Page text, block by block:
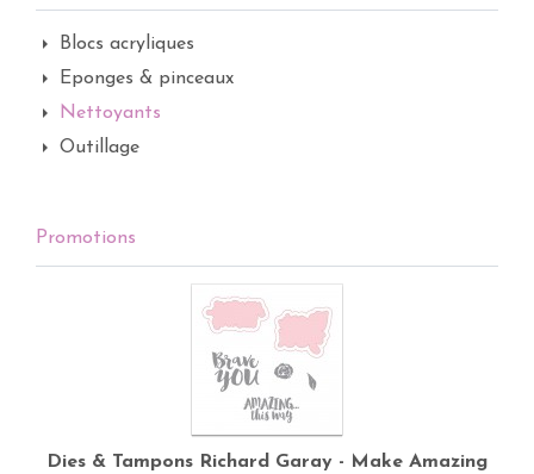
Blocs acryliques
Eponges & pinceaux
Nettoyants
Outillage
Promotions
Dies & Tampons Richard Garay - Make Amazing